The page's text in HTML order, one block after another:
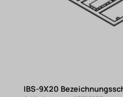
IBS-9X20